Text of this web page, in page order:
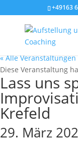
+49163
« Alle Veranstaltungen
Diese Veranstaltung
Lass uns
Krefeld
29. März